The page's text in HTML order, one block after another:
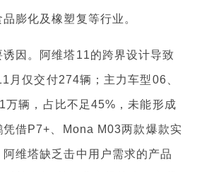
膨化及橡塑复等行业。
因。阿维塔11的跨界设计导致
月仅交付274辆；主力车型06、
万辆，占比不足45%，未能形成
凭借P7+、Mona M03两款爆款实
维塔缺乏击中用户需求的产品